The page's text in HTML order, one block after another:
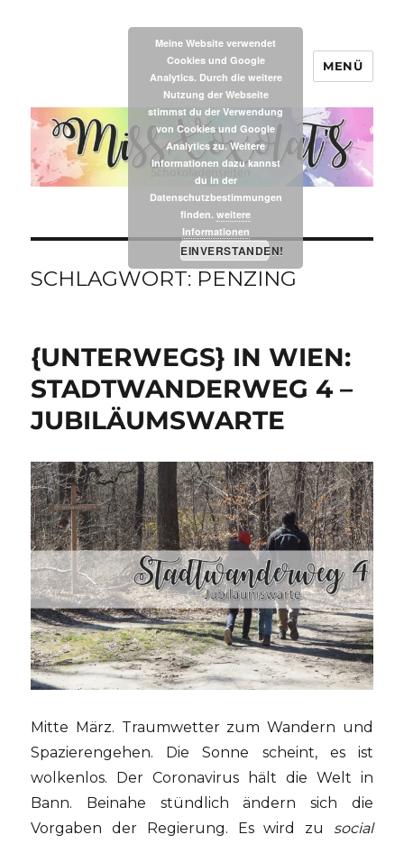
MissXoxolat's
MENÜ
SCHLAGWORT: PENZING
{UNTERWEGS} IN WIEN:
STADTWANDERWEG 4 –
JUBILÄUMSWARTE
Mitte März. Traumwetter zum Wandern und
Spazierengehen. Die Sonne scheint, es ist
wolkenlos. Der Coronavirus hält die Welt in
Bann. Beinahe stündlich ändern sich die
Vorgaben der Regierung. Es wird zu social
Meine Website verwendet
Cookies und Google
Analytics. Durch die weitere
Nutzung der Webseite
stimmst du der Verwendung
von Cookies und Google
Analytics zu. Weitere
Informationen dazu kannst
du in der
Datenschutzbestimmungen
finden. weitere
Informationen
EINVERSTANDEN!